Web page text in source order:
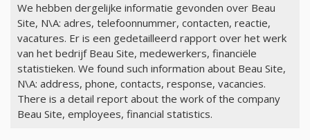
We hebben dergelijke informatie gevonden over Beau
Site, N\A: adres, telefoonnummer, contacten, reactie,
vacatures. Er is een gedetailleerd rapport over het werk
van het bedrijf Beau Site, medewerkers, financiële
statistieken. We found such information about Beau Site,
N\A: address, phone, contacts, response, vacancies.
There is a detail report about the work of the company
Beau Site, employees, financial statistics.